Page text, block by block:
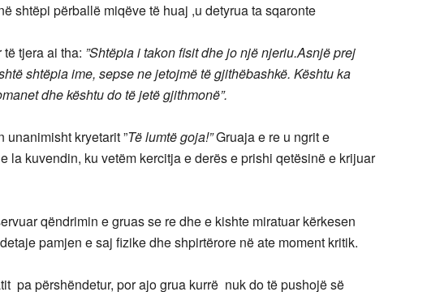
shtëpi përballë miqëve të huaj ,u detyrua ta sqaronte
tjera ai tha: ”Shtëpia i takon fisit dhe jo një njeriu.Asnjë prej
shtëpia ime, sepse ne jetojmë të gjithëbashkë. Kështu ka
dhe kështu do të jetë gjithmonë”.
kryetarit ”Të lumtë goja!”Gruaja e re u ngrit e
la kuvendin, ku vetëm kercitja e derës e prishi qetësinë e krijuar
qëndrimin e gruas se re dhe e kishte miratuar kërkesen
pamjen e saj fizike dhe shpirtërore në ate moment kritik.
pa përshëndetur, por ajo grua kurrë nuk do të pushojë së